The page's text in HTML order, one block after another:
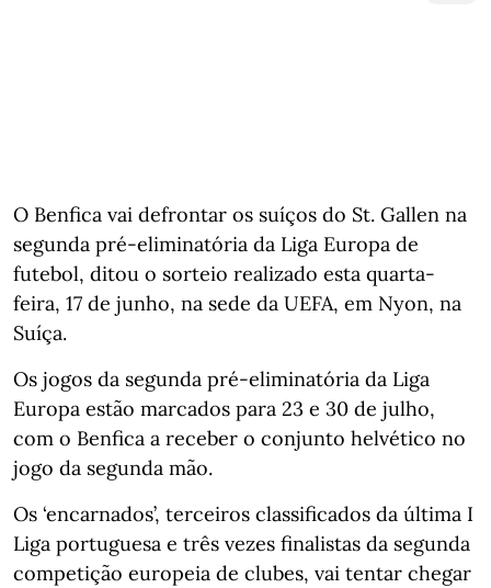
O Benfica vai defrontar os suíços do St. Gallen na
segunda pré-eliminatória da Liga Europa de
futebol, ditou o sorteio realizado esta quarta-
feira, 17 de junho, na sede da UEFA, em Nyon, na
Suíça.
Os jogos da segunda pré-eliminatória da Liga
Europa estão marcados para 23 e 30 de julho,
com o Benfica a receber o conjunto helvético no
jogo da segunda mão.
Os ‘encarnados’, terceiros classificados da última I
Liga portuguesa e três vezes finalistas da segunda
competição europeia de clubes, vai tentar chegar